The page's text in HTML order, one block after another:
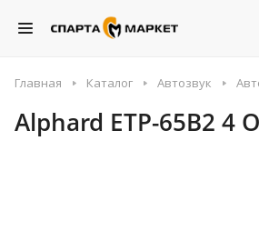
Главная Каталог Автозвук
Alphard ETP-65B2 4